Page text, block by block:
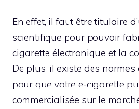
En effet, il faut être titulaire
scientifique pour pouvoir
cigarette électronique et la
De plus, il existe des normes
pour que votre e-cigarette
commercialisée sur le